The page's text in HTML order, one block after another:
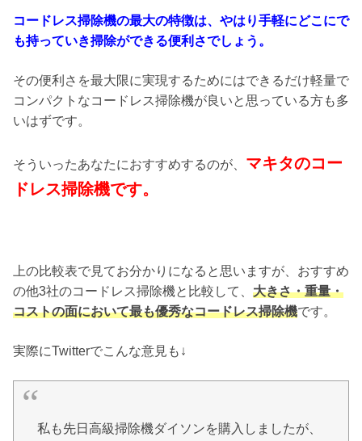
コードレス掃除機の最大の特徴は、やはり手軽にどこにで
も持っていき掃除ができる便利さでしょう。
その便利さを最大限に実現するためにはできるだけ軽量で
コンパクトなコードレス掃除機が良いと思っている方も多
いはずです。
そういったあなたにおすすめするのが、 マキタのコー
ドレス掃除機です。
上の比較表で見てお分かりになると思いますが、おすすめ
の他3社のコードレス掃除機と比較して、 大きさ・重量・
コストの面において最も優秀なコードレス掃除機です。
実際にTwitterでこんな意見も↓
私も先日高級掃除機ダイソンを購入しましたが、